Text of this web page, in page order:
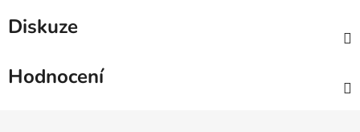
Diskuze
Hodnocení